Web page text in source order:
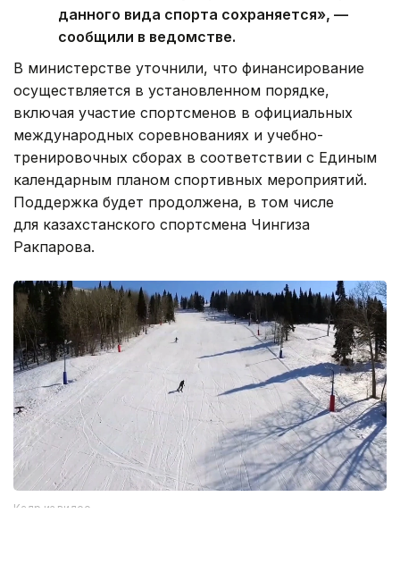
данного вида спорта сохраняется», —
сообщили в ведомстве.
В министерстве уточнили, что финансирование
осуществляется в установленном порядке,
включая участие спортсменов в официальных
международных соревнованиях и учебно-
тренировочных сборах в соответствии с Единым
календарным планом спортивных мероприятий.
Поддержка будет продолжена, в том числе
для казахстанского спортсмена Чингиза
Ракпарова.
Кадр из видео